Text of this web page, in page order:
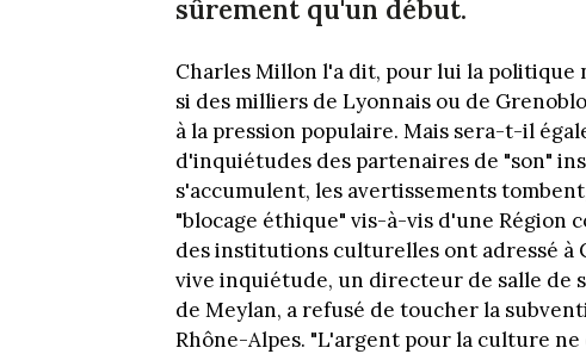
sûrement qu'un début.
Charles Millon l'a dit, pour lui la politique
si des milliers de Lyonnais ou de
à la pression populaire. Mais sera-t-il
d'inquiétudes des partenaires de "son"
s'accumulent, les avertissements
"blocage éthique" vis-à-vis d'une Région
des institutions culturelles ont adressé à
vive inquiétude, un directeur de salle de
de Meylan, a refusé de toucher la
Rhône-Alpes. "L'argent pour la culture